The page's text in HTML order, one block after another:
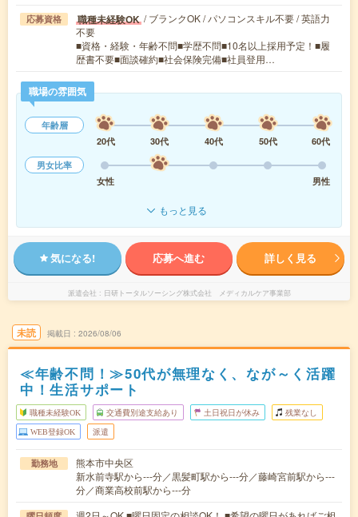
応募資格 職種未経験OK / ブランクOK / パソコンスキル不要 / 英語力
不要
■資格・経験・年齢不問■学歴不問■10名以上採用予定！■履
歴書不要■面談確約■社会保険完備■社員登用…
職場の雰囲気
年齢層
20代
30代 40代 50代
60代
男女比率
女性
男性
もっと見る
気になる! 応募へ進む 詳しく見る
派遣会社 日研トータルソーシング株式会社 メディカルケア事業部
未読 掲載日 2026/08/06
≪年齢不問！≫50代が無理なく、なが～く活躍
中！生活サポート
職種未経験OK 交通費別途支給あり 土日祝日が休み 残業なし
WEB登録OK 派遣
勤務地
熊本市中央区
新水前寺駅から---分／黒髪町駅から---分／藤崎宮前駅から---
分／商業高校前駅から---分